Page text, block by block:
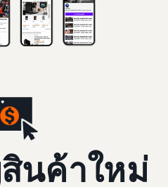
นค้าใหม่